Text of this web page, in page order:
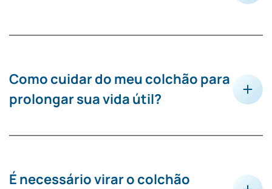
Como cuidar do meu colchão para
prolongar sua vida útil?
É necessário virar o colchão